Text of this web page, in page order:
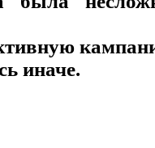
иначе.